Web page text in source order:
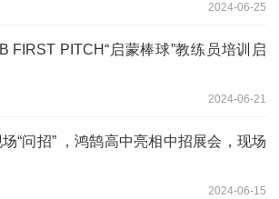
2024-06-25
FIRST PITCH“启蒙棒球”教练员培训启
2024-06-21
“问招” ，鸿鹄高中亮相中招展会，现场
2024-06-15